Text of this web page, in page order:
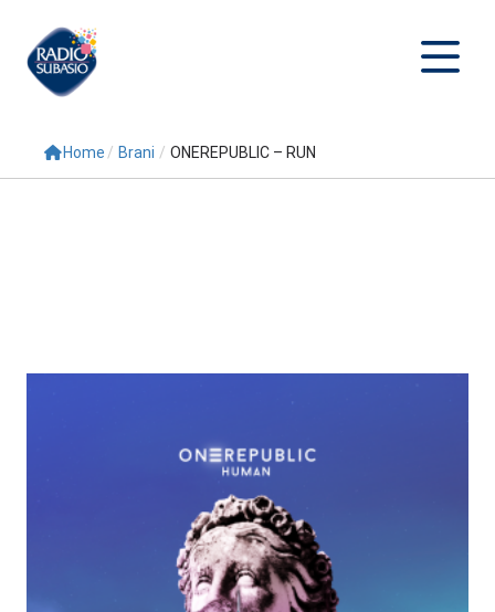
Cerca
Programmi
Interviste
Home / Brani / ONEREPUBLIC – RUN